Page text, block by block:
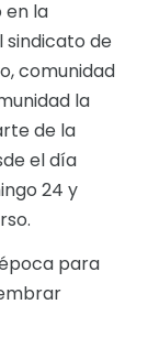
en la
sindicato de
comunidad
la
de la
el día
24 y
para